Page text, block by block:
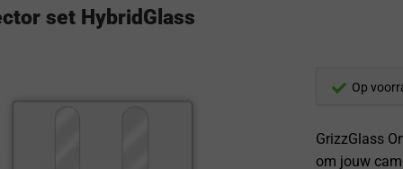
set HybridGlass
Op
GrizzGlass
om jouw